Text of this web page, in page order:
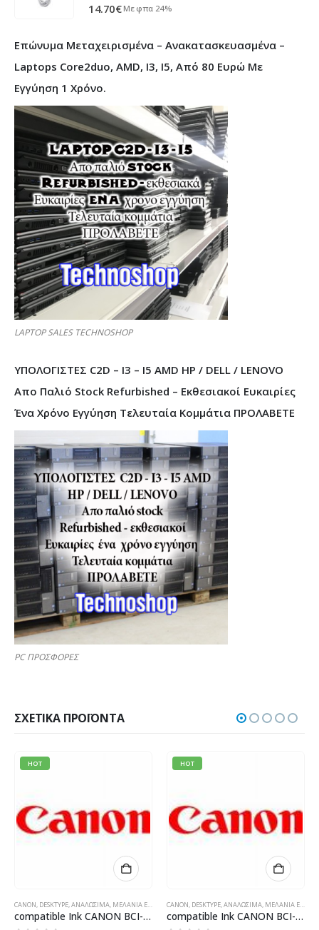
14.70€ Με φπα 24%
Επώνυμα Μεταχειρισμένα – Ανακατασκευασμένα –
Laptops Core2duo, AMD, I3, I5, Από 80 Ευρώ Με
Εγγύηση 1 Χρόνο.
LAPTOP SALES TECHNOSHOP
ΥΠΟΛΟΓΙΣΤΕΣ C2D – I3 – I5 AMD HP / DELL / LENOVO
Απο Παλιό Stock Refurbished – Εκθεσιακοί Ευκαιρίες
Ένα Χρόνο Εγγύηση Τελευταία Κομμάτια ΠΡΟΛΑΒΕΤΕ
PC ΠΡΟΣΦΟΡΕΣ
ΣΧΕΤΙΚΆ ΠΡΟΪΌΝΤΑ
HOT
CANON, DESKTYPE,ΑΝΑΛΏΣΙΜΑ, ΜΕΛΆΝΙΑ ΕΚΤΥΠΩΤΏΝ ,ΠΡΟΪΌΝΤΑ TECHNOSHOP,ΣΥΜΒΑΤΆ
compatible Ink CANON BCI-24 Color
HOT
CANON, DESKTYPE,ΑΝΑΛΏΣΙΜΑ, ΜΕΛΆΝΙΑ ΕΚΤΥΠΩΤΏΝ
compatible Ink CANON BCI-3eY